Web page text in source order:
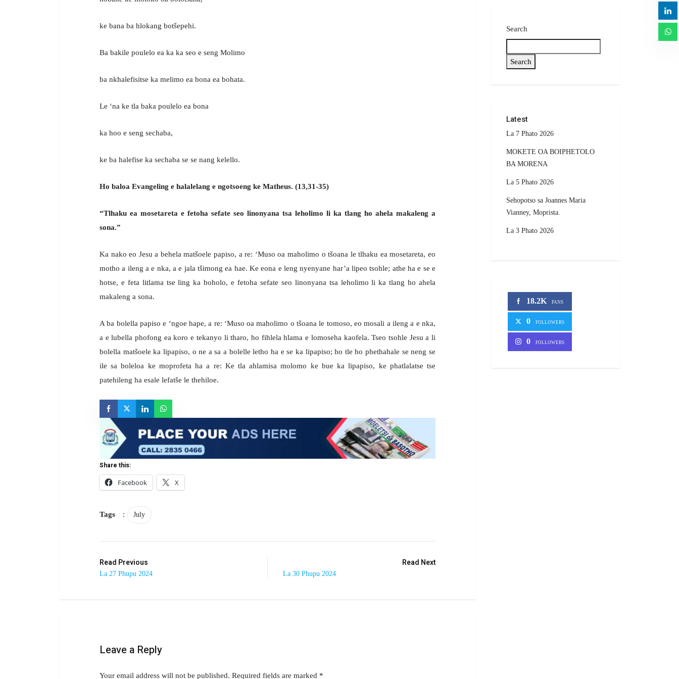
ke bana ba hlokang botšepehi.
Ba bakile poulelo ea ka ka seo e seng Molimo
ba nkhalefisitse ka melimo ea bona ea bohata.
Le ‘na ke tla baka poulelo ea bona
ka hoo e seng sechaba,
ke ba halefise ka sechaba se se nang kelello.
Ho baloa Evangeling e halalelang e ngotsoeng ke Matheus. (13,31-35)
“Tlhaku ea mosetareta e fetoha sefate seo linonyana tsa leholimo li ka tlang ho ahela makaleng a
sona.”
Ka nako eo Jesu a behela matšoele papiso, a re: ‘Muso oa maholimo o tšoana le tlhaku ea mosetareta, eo
motho a ileng a e nka, a e jala tšimong ea hae. Ke eona e leng nyenyane har’a lipeo tsohle; athe ha e se e
hotse, e feta litlama tse ling ka boholo, e fetoha sefate seo linonyana tsa leholimo li ka tlang ho ahela
makaleng a sona.
A ba bolella papiso e ‘ngoe hape, a re: ‘Muso oa maholimo o tšoana le tomoso, eo mosali a ileng a e nka,
a e lubella phofong ea koro e tekanyo li tharo, ho fihlela hlama e lomoseha kaofela. Tseo tsohle Jesu a li
bolella matšoele ka lipapiso, o ne a sa a bolelle letho ha e se ka lipapiso; ho tle ho phethahale se neng se
ile sa boleloa ke moprofeta ha a re: Ke tla ahlamisa molomo ke bue ka lipapiso, ke phatlalatse tse
patehileng ha esale lefatše le thehiloe.
Share this:
Facebook
X
Tags : July
Read Previous
La 27 Phupu 2024
Read Next
La 30 Phupu 2024
Leave a Reply
Your email address will not be published. Required fields are marked *
Search
Search
Latest
La 7 Phato 2026
MOKETE OA BOIPHETOLO
BA MORENA
La 5 Phato 2026
Sehopotso sa Joannes Maria
Vianney, Moprista.
La 3 Phato 2026
18.2K FANS
0 FOLLOWERS
0 FOLLOWERS